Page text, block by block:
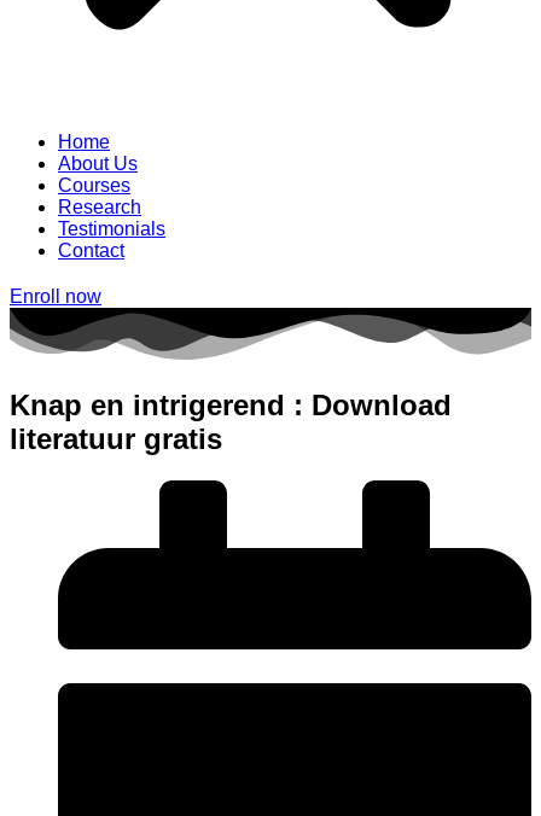
Home
About Us
Courses
Research
Testimonials
Contact
Enroll now
Knap en intrigerend : Download
literatuur gratis